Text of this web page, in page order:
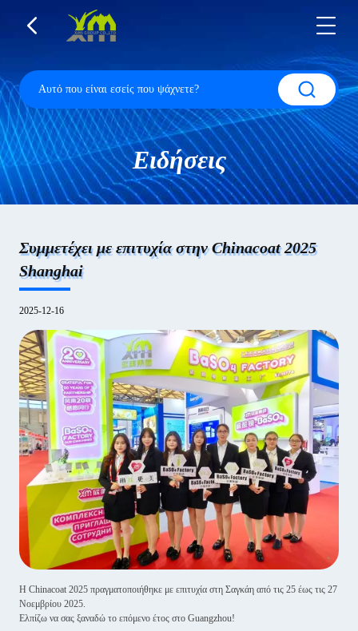
Ειδήσεις
Συμμετέχει με επιτυχία στην Chinacoat 2025
Shanghai
2025-12-16
Η Chinacoat 2025 πραγματοποιήθηκε με επιτυχία στη Σαγκάη από τις 25 έως τις 27
Νοεμβρίου 2025.
Ελπίζω να σας ξαναδώ το επόμενο έτος στο Guangzhou!